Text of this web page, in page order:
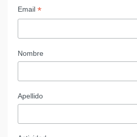
Email *
Nombre
Apellido